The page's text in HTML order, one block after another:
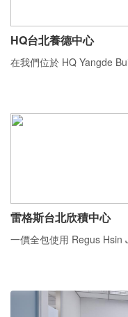
HQ台北養德中心
在我們位於 HQ Yangde
雷格斯台北欣積中心
一價全包使用 Regus Hsin